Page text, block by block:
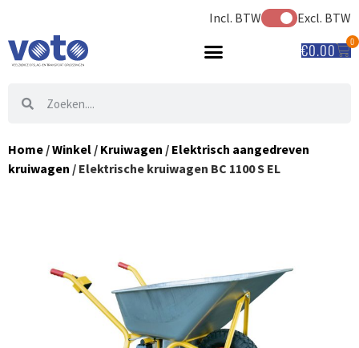
Incl. BTW Excl. BTW
€0.00 0
Home /Winkel / Kruiwagen / Elektrisch aangedreven
kruiwagen / Elektrische kruiwagen BC 1100 S EL